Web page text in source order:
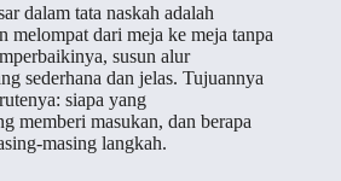
dalam tata naskah adalah
melompat dari meja ke meja tanpa
susun alur
sederhana dan jelas. Tujuannya
siapa yang
memberi masukan, dan berapa
masing langkah.